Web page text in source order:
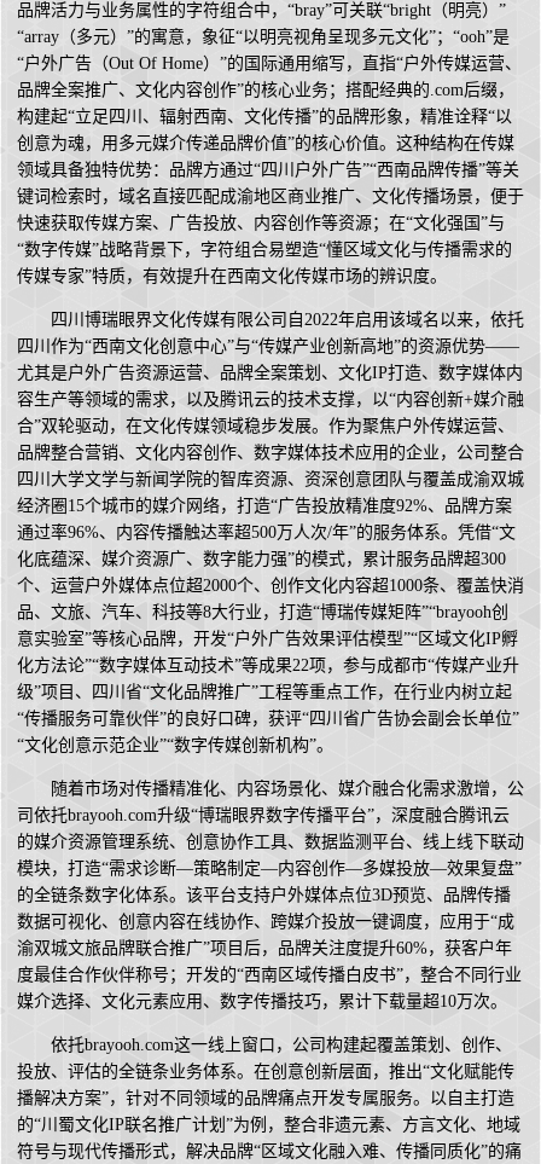
品牌活力与业务属性的字符组合中，“bray”可关联“bright（明亮）”
“array（多元）”的寓意，象征“以明亮视角呈现多元文化”；“ooh”是
“户外广告（Out Of Home）”的国际通用缩写，直指“户外传媒运营、
品牌全案推广、文化内容创作”的核心业务；搭配经典的.com后缀，
构建起“立足四川、辐射西南、文化传播”的品牌形象，精准诠释“以
创意为魂，用多元媒介传递品牌价值”的核心价值。这种结构在传媒
领域具备独特优势：品牌方通过“四川户外广告”“西南品牌传播”等关
键词检索时，域名直接匹配成渝地区商业推广、文化传播场景，便于
快速获取传媒方案、广告投放、内容创作等资源；在“文化强国”与
“数字传媒”战略背景下，字符组合易塑造“懂区域文化与传播需求的
传媒专家”特质，有效提升在西南文化传媒市场的辨识度。
四川博瑞眼界文化传媒有限公司自2022年启用该域名以来，依托
四川作为“西南文化创意中心”与“传媒产业创新高地”的资源优势——
尤其是户外广告资源运营、品牌全案策划、文化IP打造、数字媒体内
容生产等领域的需求，以及腾讯云的技术支撑，以“内容创新+媒介融
合”双轮驱动，在文化传媒领域稳步发展。作为聚焦户外传媒运营、
品牌整合营销、文化内容创作、数字媒体技术应用的企业，公司整合
四川大学文学与新闻学院的智库资源、资深创意团队与覆盖成渝双城
经济圈15个城市的媒介网络，打造“广告投放精准度92%、品牌方案
通过率96%、内容传播触达率超500万人次/年”的服务体系。凭借“文
化底蕴深、媒介资源广、数字能力强”的模式，累计服务品牌超300
个、运营户外媒体点位超2000个、创作文化内容超1000条、覆盖快消
品、文旅、汽车、科技等8大行业，打造“博瑞传媒矩阵”“brayooh创
意实验室”等核心品牌，开发“户外广告效果评估模型”“区域文化IP孵
化方法论”“数字媒体互动技术”等成果22项，参与成都市“传媒产业升
级”项目、四川省“文化品牌推广”工程等重点工作，在行业内树立起
“传播服务可靠伙伴”的良好口碑，获评“四川省广告协会副会长单位”
“文化创意示范企业”“数字传媒创新机构”。
随着市场对传播精准化、内容场景化、媒介融合化需求激增，公
司依托brayooh.com升级“博瑞眼界数字传播平台”，深度融合腾讯云
的媒介资源管理系统、创意协作工具、数据监测平台、线上线下联动
模块，打造“需求诊断—策略制定—内容创作—多媒投放—效果复盘”
的全链条数字化体系。该平台支持户外媒体点位3D预览、品牌传播
数据可视化、创意内容在线协作、跨媒介投放一键调度，应用于“成
渝双城文旅品牌联合推广”项目后，品牌关注度提升60%，获客户年
度最佳合作伙伴称号；开发的“西南区域传播白皮书”，整合不同行业
媒介选择、文化元素应用、数字传播技巧，累计下载量超10万次。
依托brayooh.com这一线上窗口，公司构建起覆盖策划、创作、
投放、评估的全链条业务体系。在创意创新层面，推出“文化赋能传
播解决方案”，针对不同领域的品牌痛点开发专属服务。以自主打造
的“川蜀文化IP联名推广计划”为例，整合非遗元素、方言文化、地域
符号与现代传播形式，解决品牌“区域文化融入难、传播同质化”的痛